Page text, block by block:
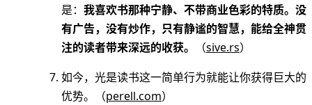
是： 我喜欢书那种宁静、不带商业色彩的特质。没
有广告，没有炒作，只有静谧的智慧，能给全神贯
注的读者带来深远的收获。
（sive.rs）
如今，光是读书这一简单行为就能让你获得巨大的
优势。（perell.com）